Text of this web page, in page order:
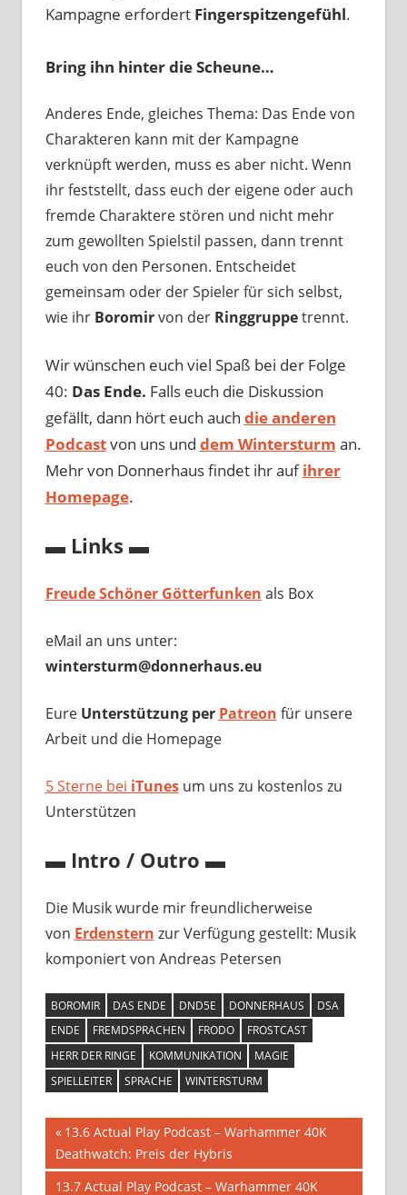
Kampagne erfordert Fingerspitzengefühl.
Bring ihn hinter die Scheune…
Anderes Ende, gleiches Thema: Das Ende von
Charakteren kann mit der Kampagne
verknüpft werden, muss es aber nicht. Wenn
ihr feststellt, dass euch der eigene oder auch
fremde Charaktere stören und nicht mehr
zum gewollten Spielstil passen, dann trennt
euch von den Personen. Entscheidet
gemeinsam oder der Spieler für sich selbst,
wie ihr Boromirvon der Ringgruppetrennt.
Wir wünschen euch viel Spaß bei der Folge
40: Das Ende. Falls euch die Diskussion
gefällt, dann hört euch auch die anderen
Podcastvon uns und dem Wintersturm an.
Mehr von Donnerhaus findet ihr aufihrer
Homepage.
▬ Links ▬
Freude Schöner Götterfunken als Box
eMail an uns unter:
wintersturm@donnerhaus.eu
Eure Unterstützung per Patreon für unsere
Arbeit und die Homepage
5 Sterne bei iTunesum uns zu kostenlos zu
Unterstützen
▬ Intro / Outro ▬
Die Musik wurde mir freundlicherweise
von Erdenstern zur Verfügung gestellt: Musik
komponiert von Andreas Petersen
BOROMIR DAS ENDE DND5E DONNERHAUS
DSA
ENDE
FREMDSPRACHEN FRODO
FROSTCAST
HERR DER RINGE
KOMMUNIKATION
MAGIE
SPIELLEITER
SPRACHE WINTERSTURM
Beitragsnavigation
Vorheriger
Beitrag:
13.6 Actual Play Podcast – Warhammer 40K
Deathwatch: Preis der Hybris
Nächster
13.7 Actual Play Podcast – Warhammer 40K